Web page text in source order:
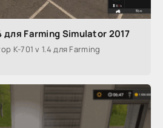
для Farming Simulator 2017
К-701 v 1.4 для Farming